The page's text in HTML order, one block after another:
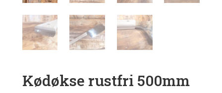
Kødøkse rustfri 500mm